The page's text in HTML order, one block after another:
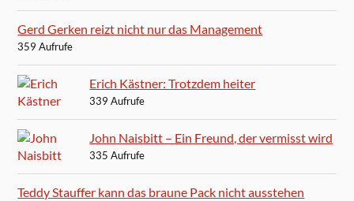
Gerd Gerken reizt nicht nur das Management
359 Aufrufe
Erich Kästner: Trotzdem heiter
339 Aufrufe
John Naisbitt – Ein Freund, der vermisst wird
335 Aufrufe
Teddy Stauffer kann das braune Pack nicht ausstehen